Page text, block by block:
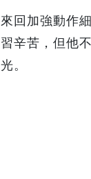
來回加強動作
習辛苦，但他
光。